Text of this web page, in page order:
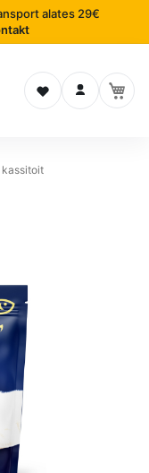
alates 29€
Soovinimekiri
Logi sisse
kassitoit